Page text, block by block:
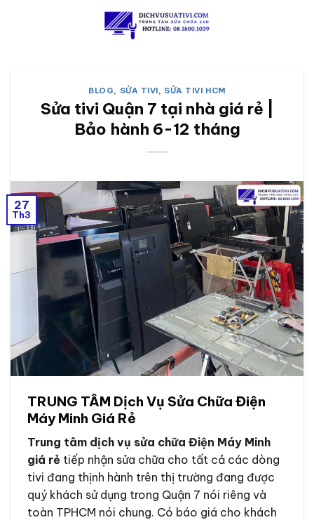
BLOG, SỬA TIVI, SỬA TIVI HCM
Sửa tivi Quận 7 tại nhà giá rẻ |
Bảo hành 6-12 tháng
27
Th3
TRUNG TÂM Dịch Vụ Sửa Chữa Điện
Máy Minh Giá Rẻ
Trung tâm dịch vụ sửa chữa Điện Máy Minh
giá rẻ tiếp nhận sửa chữa cho tất cả các dòng
tivi đang thịnh hành trên thị trường đang được
quý khách sử dụng trong Quận 7 nói riêng và
toàn TPHCM nói chung. Có báo giá cho khách